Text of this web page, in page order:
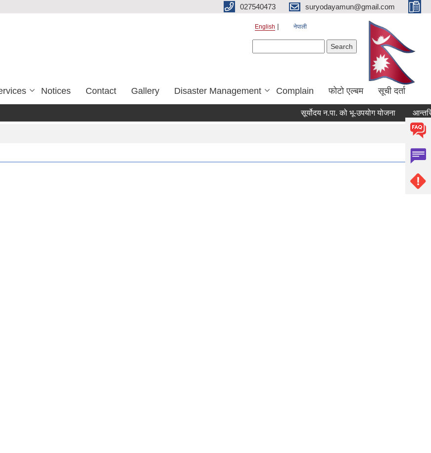
027540473 suryodayamun@gmail.com
English नेपाली
Notices Contact Gallery Disaster Management Complain फोटो एल्बम सूची दर्ता
सूर्योदय न.पा. को भू-उपयोग योजना आन्तरिक